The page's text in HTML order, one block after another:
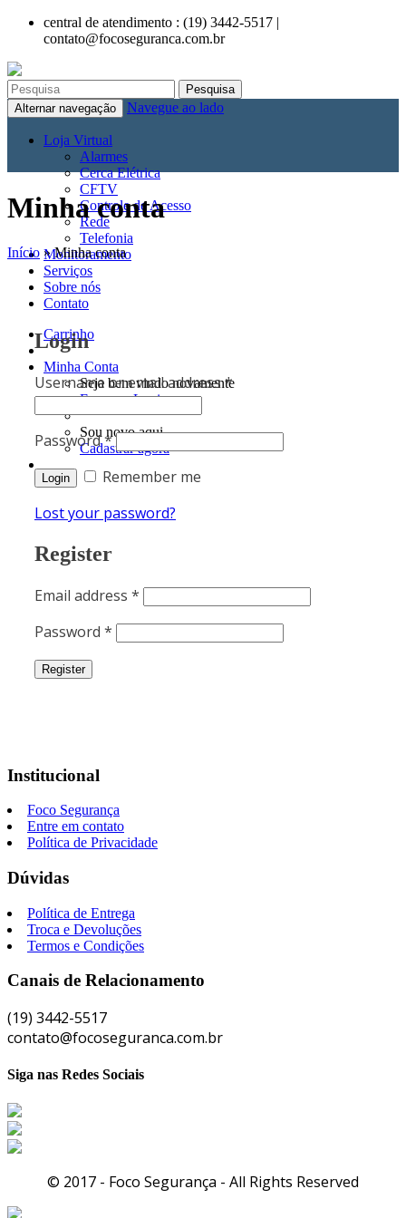
central de atendimento : (19) 3442-5517 |
contato@focoseguranca.com.br
Alternar navegação Navegue ao lado
Loja Virtual
Alarmes
Cerca Elétrica
CFTV
Controle de Acesso
Rede
Telefonia
Monitoramento
Serviços
Sobre nós
Contato
Carrinho
Minha Conta
Seja bem vindo novamente
Faça seu Login
Sou novo aqui
Cadastrar agora
Minha conta
Início »Minha conta
Login
Username or email address*
Password*
Remember me
Lost your password?
Register
Email address *
Password *
Institucional
Foco Segurança
Entre em contato
Política de Privacidade
Dúvidas
Política de Entrega
Troca e Devoluções
Termos e Condições
Canais de Relacionamento
(19) 3442-5517
contato@focoseguranca.com.br
Siga nas Redes Sociais
© 2017 - Foco Segurança - All Rights Reserved